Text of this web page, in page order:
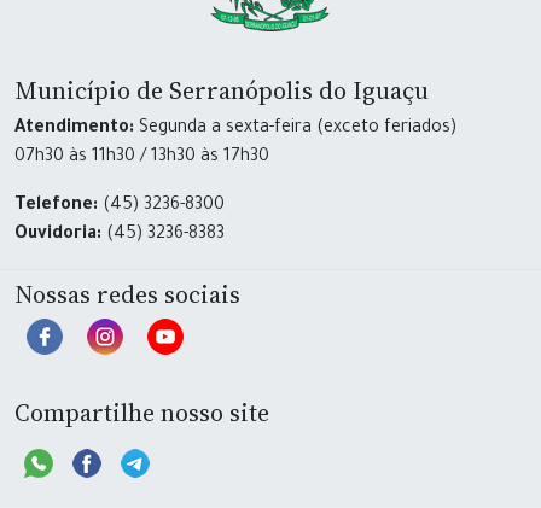
Município de Serranópolis do Iguaçu
Atendimento: Segunda a sexta-feira (exceto feriados)
07h30 às 11h30 / 13h30 às 17h30
Telefone: (45) 3236-8300
Ouvidoria: (45) 3236-8383
Nossas redes sociais
Compartilhe nosso site